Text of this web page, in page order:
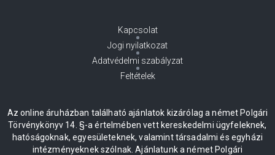
Kapcsolat
Jogi nyilatkozat
Adatvédelmi szabályzat
Feltételek
Az online áruházban található ajánlatok kizárólag a német Polgári
Törvénykönyv 14. §-a értelmében vett kereskedelmi ügyfeleknek,
hatóságoknak, egyesületeknek, valamint társadalmi és egyházi
intézményeknek szólnak. Ajánlatunk a német Polgári